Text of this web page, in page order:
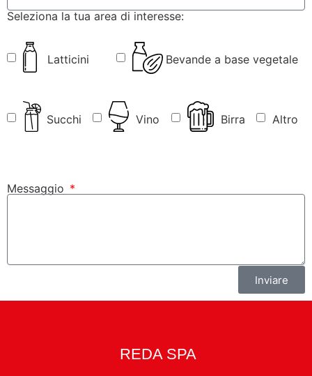
Seleziona la tua area di interesse:
Latticini Bevande a base vegetale
Succhi Vino Birra Altro
Messaggio
Inviare
REDA SPA